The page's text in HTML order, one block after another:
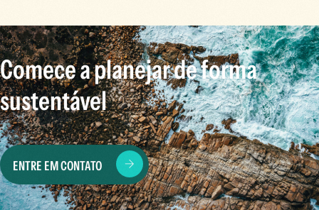
Comece a planejar de forma
sustentável
ENTRE EM CONTATO